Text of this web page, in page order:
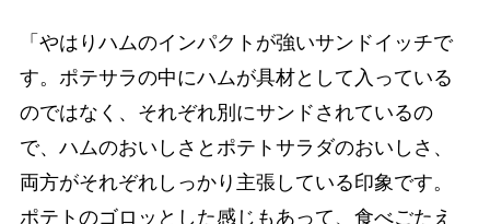
「やはりハムのインパクトが強いサンドイッチで
す。ポテサラの中にハムが具材として入っている
のではなく、それぞれ別にサンドされているの
で、ハムのおいしさとポテトサラダのおいしさ、
両方がそれぞれしっかり主張している印象です。
ポテトのゴロッとした感じもあって、食べごたえ